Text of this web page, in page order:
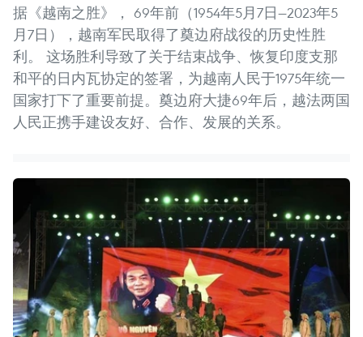
据《越南之胜》， 69年前（1954年5月7日—2023年5
月7日），越南军民取得了奠边府战役的历史性胜
利。 这场胜利导致了关于结束战争、恢复印度支那
和平的日内瓦协定的签署，为越南人民于1975年统一
国家打下了重要前提。奠边府大捷69年后，越法两国
人民正携手建设友好、合作、发展的关系。